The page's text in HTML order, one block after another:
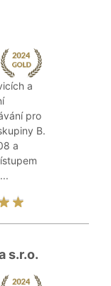
a
pro
B.
a
s.r.o.